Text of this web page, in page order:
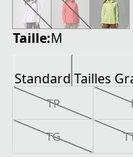
Taille:M
Standard Tailles
TP
TG